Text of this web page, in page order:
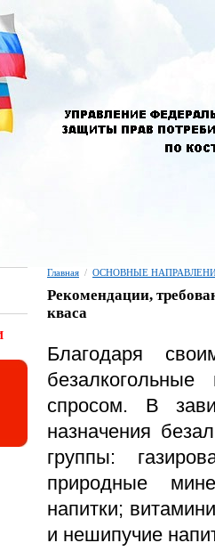
Главная / ОСНОВНЫЕ
Рекомендации,
кваса
Благодаря
спросом. В
назначения
группы:
природные
напитки;
и нешипучие